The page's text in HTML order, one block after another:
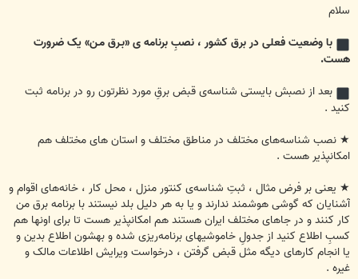
ت
سلام
با وضعیت فعلی در برق کشور ، نصبِ برنامه ی «بـرق مـن» یک ضرورت
هست.
بعد از نصبش بایستی شناسه‌ی قبض برقِ مورد نظرتون رو در برنامه ثبت
کنید .
★ نصب شناسه‌های مختلف در مناطق مختلف و استان های مختلف هم
امکانپذیر هست .
★ یعنی بر فرض مثال ، ثبتِ شناسه‌ی کنتور منزل ، محل کار ، خانه‌های اقوام و
آشنایان که گوشی هوشمند ندارند و یا به هر دلیل بلد نیستند با برنامه برق من
کار کنند و در جاهای مختلف ایران هستند هم امکانپذیر هست تا برای اونها هم
کسبِ اطلاع کنید از جدولِ خاموشیهای برنامه‌ریزی شده و بهشون اطلاع بدین و
یا انجام کارهای دیگه مثل قبض گرفتن ، درخواست ویرایش اطلاعات مالک و
غیره .